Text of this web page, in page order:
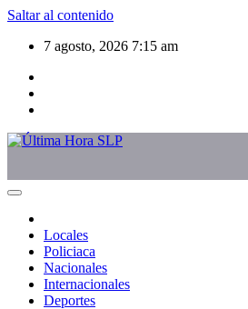
Saltar al contenido
7 agosto, 2026 7:15 am
Locales
Policiaca
Nacionales
Internacionales
Deportes